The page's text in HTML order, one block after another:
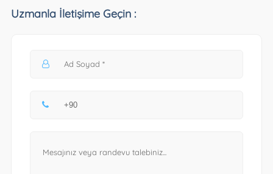
Uzmanla İletişime Geçin :